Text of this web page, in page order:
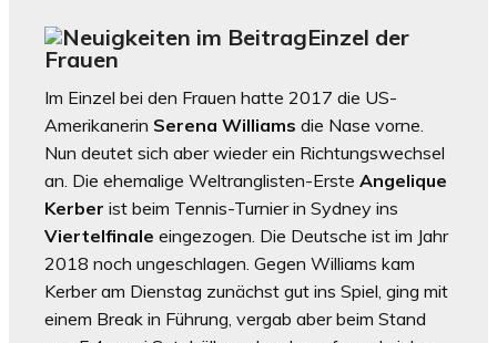
Einzel der
Frauen
Im Einzel bei den Frauen hatte 2017 die US-
Amerikanerin Serena Williams die Nase vorne.
Nun deutet sich aber wieder ein Richtungswechsel
an. Die ehemalige Weltranglisten-Erste Angelique
Kerber ist beim Tennis-Turnier in Sydney ins
Viertelfinale eingezogen. Die Deutsche ist im Jahr
2018 noch ungeschlagen. Gegen Williams kam
Kerber am Dienstag zunächst gut ins Spiel, ging mit
einem Break in Führung, vergab aber beim Stand